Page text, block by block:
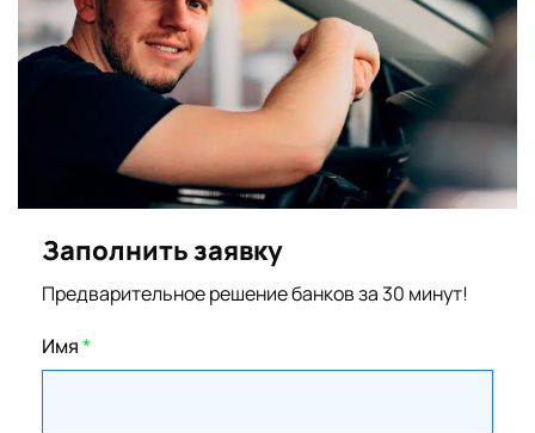
Заполнить заявку
Предварительное решение банков за 30 минут!
Имя*